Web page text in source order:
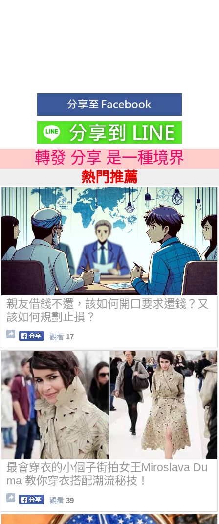
轉發 分享 是一種境界
熱門推薦
親友借錢不還，該如何開口要求還錢？又
該如何規劃止損？
觀看 17
最會穿衣的小個子街拍女王Miroslava Du
ma 教你穿衣搭配潮流秘技！
觀看 39